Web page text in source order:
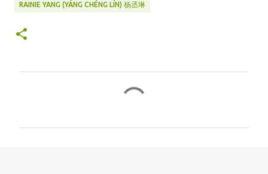
RAINIE YANG (YÁNG CHÉNG LÍN) 杨丞琳